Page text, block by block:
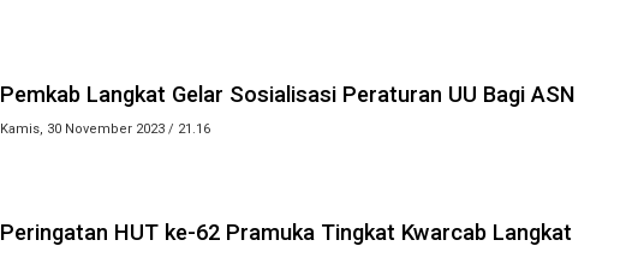
Pemkab Langkat Gelar Sosialisasi Peraturan UU Bagi ASN
Kamis, 30 November 2023 / 21.16
Peringatan HUT ke-62 Pramuka Tingkat Kwarcab Langkat